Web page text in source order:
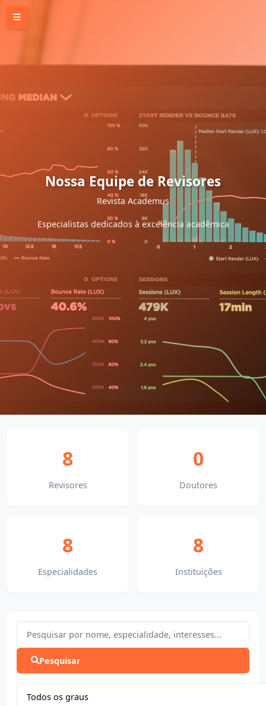
Nossa Equipe de Revisores
Revista Academus
Especialistas dedicados à excelência acadêmica
8
Revisores
0
Doutores
8
Especialidades
8
Instituições
Pesquisar